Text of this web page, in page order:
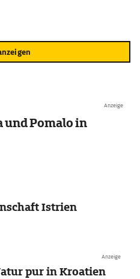
Anzeige
und Pomalo in
Istrien
Anzeige
pur in Kroatien